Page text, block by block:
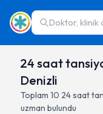
Doktor, klinik
24 saat
Denizli
Toplam 10 24 saat
uzman bulundu